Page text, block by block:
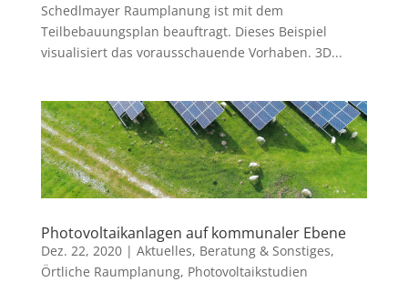
Schedlmayer Raumplanung ist mit dem
Teilbebauungsplan beauftragt. Dieses Beispiel
visualisiert das vorausschauende Vorhaben. 3D...
Photovoltaikanlagen auf kommunaler Ebene
Dez. 22, 2020| Aktuelles, Beratung & Sonstiges,
Örtliche Raumplanung, Photovoltaikstudien